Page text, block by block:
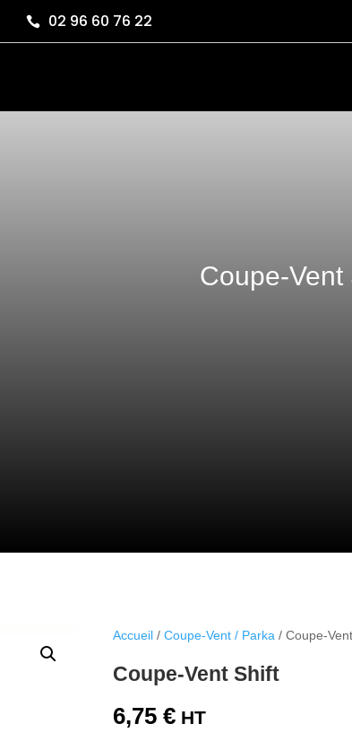
 02 96 60 76 22
Coupe-Vent
Accueil /Coupe-Vent / Parka / Coupe-
Coupe-Vent Shift
6,75€